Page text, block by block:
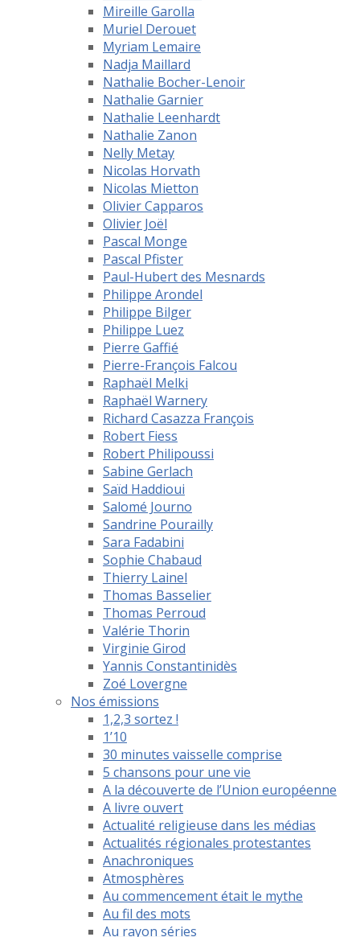
Mireille Garolla
Muriel Derouet
Myriam Lemaire
Nadja Maillard
Nathalie Bocher-Lenoir
Nathalie Garnier
Nathalie Leenhardt
Nathalie Zanon
Nelly Metay
Nicolas Horvath
Nicolas Mietton
Olivier Capparos
Olivier Joël
Pascal Monge
Pascal Pfister
Paul-Hubert des Mesnards
Philippe Arondel
Philippe Bilger
Philippe Luez
Pierre Gaffié
Pierre-François Falcou
Raphaël Melki
Raphaël Warnery
Richard Casazza François
Robert Fiess
Robert Philipoussi
Sabine Gerlach
Saïd Haddioui
Salomé Journo
Sandrine Pourailly
Sara Fadabini
Sophie Chabaud
Thierry Lainel
Thomas Basselier
Thomas Perroud
Valérie Thorin
Virginie Girod
Yannis Constantinidès
Zoé Lovergne
Nos émissions
1,2,3 sortez !
1’10
30 minutes vaisselle comprise
5 chansons pour une vie
A la découverte de l’Union européenne
A livre ouvert
Actualité religieuse dans les médias
Actualités régionales protestantes
Anachroniques
Atmosphères
Au commencement était le mythe
Au fil des mots
Au rayon séries